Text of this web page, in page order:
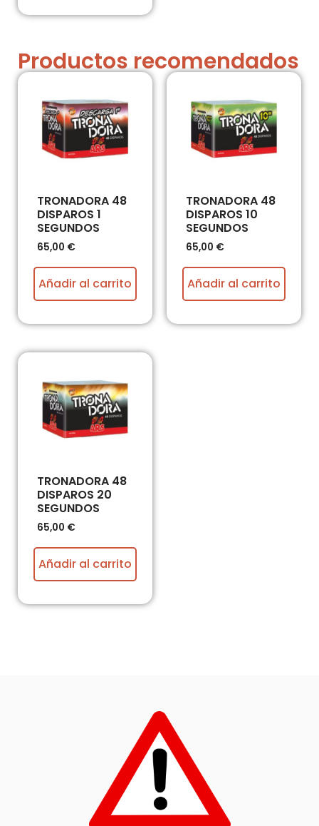
Productos recomendados
TRONADORA 48
DISPAROS 1
SEGUNDOS
65,00 €
Añadir al carrito
TRONADORA 48
DISPAROS 10
SEGUNDOS
65,00 €
Añadir al carrito
TRONADORA 48
DISPAROS 20
SEGUNDOS
65,00 €
Añadir al carrito